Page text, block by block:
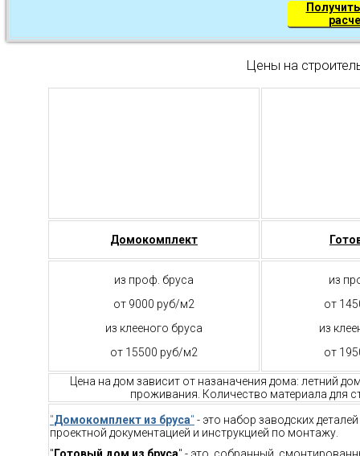
Цены на
Домокомплект
из проф. бруса
от 9000 руб/м2
из клееного бруса
от 15500 руб/м2
из
от
из
от
Цена на дом зависит от назаначения дома: летний
проживания. Количество материала для
"Домокомплект из бруса" - это набор заводских
проектной документацией и инструкцией по монтажу.